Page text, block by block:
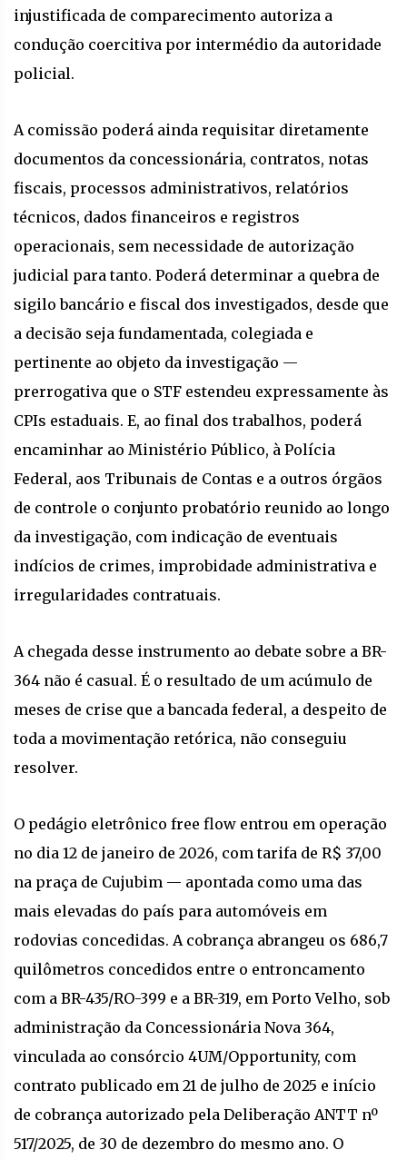
injustificada de comparecimento autoriza a
condução coercitiva por intermédio da autoridade
policial.
A comissão poderá ainda requisitar diretamente
documentos da concessionária, contratos, notas
fiscais, processos administrativos, relatórios
técnicos, dados financeiros e registros
operacionais, sem necessidade de autorização
judicial para tanto. Poderá determinar a quebra de
sigilo bancário e fiscal dos investigados, desde que
a decisão seja fundamentada, colegiada e
pertinente ao objeto da investigação —
prerrogativa que o STF estendeu expressamente às
CPIs estaduais. E, ao final dos trabalhos, poderá
encaminhar ao Ministério Público, à Polícia
Federal, aos Tribunais de Contas e a outros órgãos
de controle o conjunto probatório reunido ao longo
da investigação, com indicação de eventuais
indícios de crimes, improbidade administrativa e
irregularidades contratuais.
A chegada desse instrumento ao debate sobre a BR-
364 não é casual. É o resultado de um acúmulo de
meses de crise que a bancada federal, a despeito de
toda a movimentação retórica, não conseguiu
resolver.
O pedágio eletrônico free flow entrou em operação
no dia 12 de janeiro de 2026, com tarifa de R$ 37,00
na praça de Cujubim — apontada como uma das
mais elevadas do país para automóveis em
rodovias concedidas. A cobrança abrangeu os 686,7
quilômetros concedidos entre o entroncamento
com a BR-435/RO-399 e a BR-319, em Porto Velho, sob
administração da Concessionária Nova 364,
vinculada ao consórcio 4UM/Opportunity, com
contrato publicado em 21 de julho de 2025 e início
de cobrança autorizado pela Deliberação ANTT nº
517/2025, de 30 de dezembro do mesmo ano. O